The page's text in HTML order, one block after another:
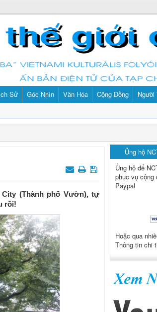
Sử Góc Nhìn Văn Hóa Cộng Đồng Người
(Thành phố Vườn), tự
rồi!
Ủng hộ
Ủng hộ để
phục vụ cộng
Paypal
Hoặc qua
Thông tin chi